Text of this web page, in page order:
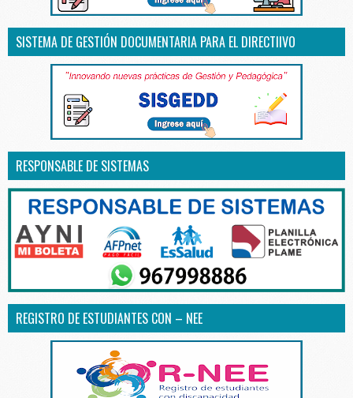
SISTEMA DE GESTIÓN DOCUMENTARIA PARA EL DIRECTIIVO
RESPONSABLE DE SISTEMAS
REGISTRO DE ESTUDIANTES CON – NEE